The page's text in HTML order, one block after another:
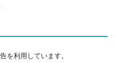
を利用しています。